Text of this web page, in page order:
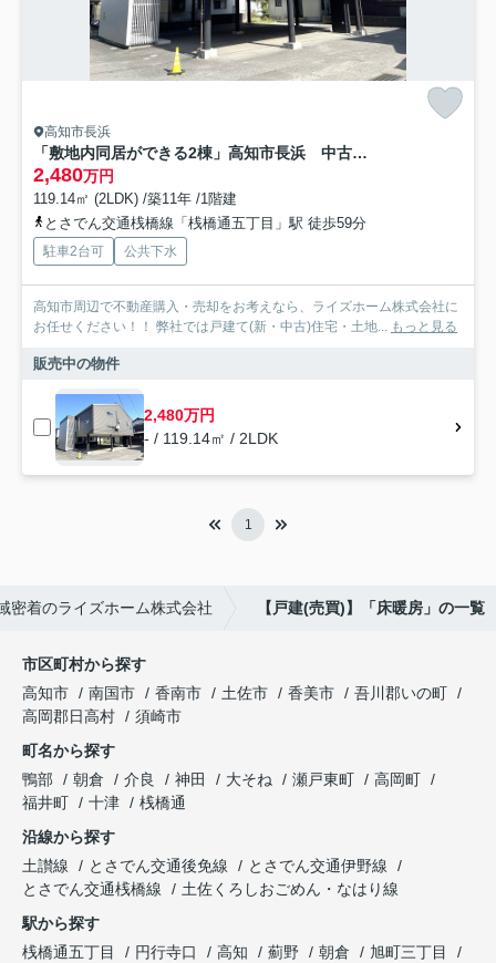
高知市長浜
「敷地内同居ができる2棟」高知市長浜 中古一戸建て
2,480万円
119.14㎡ (2LDK) /築11年 /1階建
とさでん交通桟橋線「桟橋通五丁目」駅 徒歩59分
駐車2台可 公共下水
高知市周辺で不動産購入・売却をお考えなら、ライズホーム株式会社に
お任せください！！ 弊社では戸建て(新・中古)住宅・土地... もっと見る
販売中の物件
2,480万円
- / 119.14㎡ / 2LDK
1
密着のライズホーム株式会社 【戸建(売買)】「床暖房」の一覧
市区町村から探す
高知市
南国市 香南市 土佐市 香美市
吾川郡いの町
高岡郡日高村
須崎市
町名から探す
鴨部
朝倉 介良 神田 大そね 瀬戸東町
高岡町
福井町
十津
桟橋通
沿線から探す
土讃線
とさでん交通後免線
とさでん交通伊野線
とさでん交通桟橋線
土佐くろしおごめん・なはり線
駅から探す
桟橋通五丁目
円行寺口 高知 薊野 朝倉
旭町三丁目